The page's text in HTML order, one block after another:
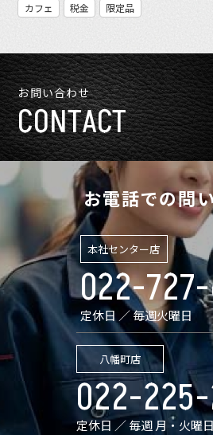
カフェ
税金 限定品
お問い合わせ
CONTACT
お電話での問
本社センター店
022-
定休日 ／ 毎週火曜日
八幡町店
022-
定休日 ／ 毎週 月・火曜日